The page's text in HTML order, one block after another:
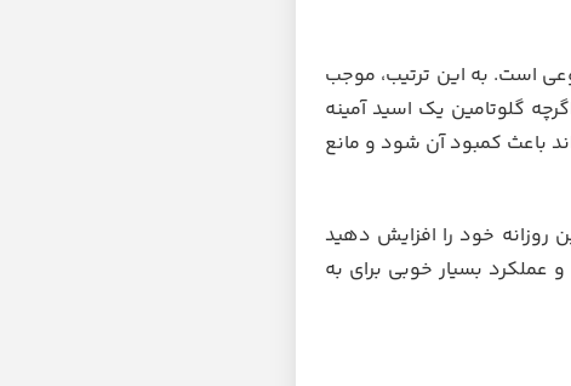
است. به این ترتیب، موجب
گلوتامین یک اسید آمینه
باعث کمبود آن شود و مانع
خود را افزایش دهید
بسیار خوبی برای به